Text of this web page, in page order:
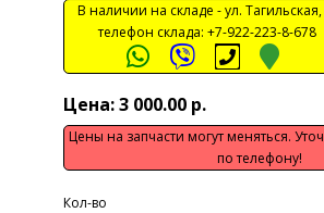
В наличии на складе -ул.
телефон склада: +7-922-223-8-678
Цена: 3 000.00 р.
Цены на запчасти могут меняться.
по телефону!
Кол-во